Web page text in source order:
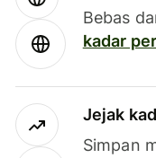
Bebas
kadar
Jejak
Simpan